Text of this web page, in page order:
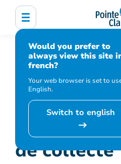
Would you prefer to
always view this site
french?
Your web browser is set to
English.
Switch to english
Accueil Collectes et
Signaler un problème de
Signaler
de collecte